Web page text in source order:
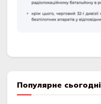
Популярне сьогодні